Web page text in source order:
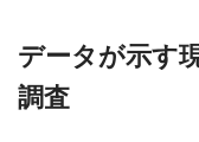
データが示す
調査